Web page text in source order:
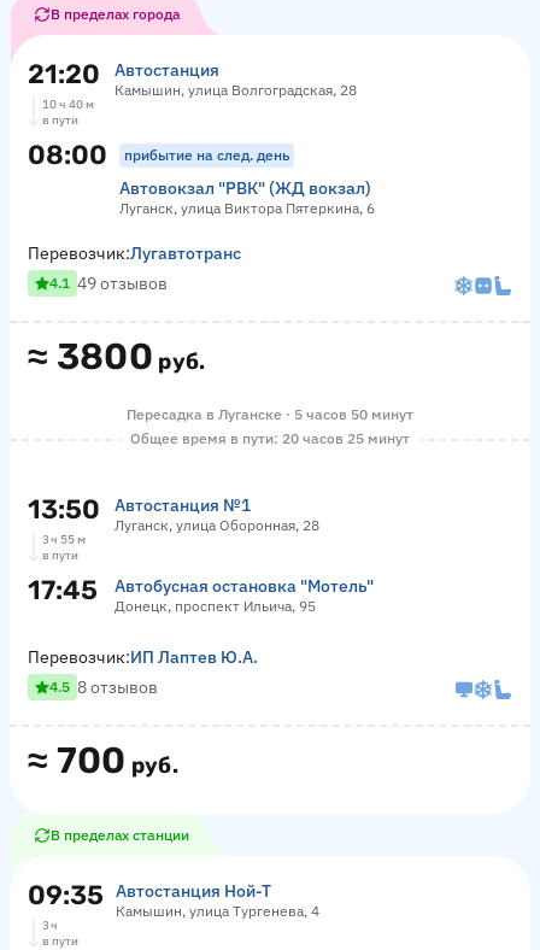
В пределах города
21:20 Автостанция
Камышин, улица Волгоградская, 28
10 ч 40 м
в пути
08:00 прибытие на след. день
Автовокзал "РВК" (ЖД вокзал)
Луганск, улица Виктора Пятеркина, 6
≈ 3800 руб.
Перевозчик:Лугавтотранс
4.1 49 отзывов
Пересадка в Луганске · 5 часов 50 минут
Общее время в пути: 20 часов 25 минут
13:50 Автостанция №1
Луганск, улица Оборонная, 28
3 ч 55 м
в пути
17:45 Автобусная остановка "Мотель"
Донецк, проспект Ильича, 95
≈ 700 руб.
Перевозчик:ИП Лаптев Ю.А.
4.5 8 отзывов
В пределах станции
09:35 Автостанция Ной-Т
Камышин, улица Тургенева, 4
3 ч
в пути